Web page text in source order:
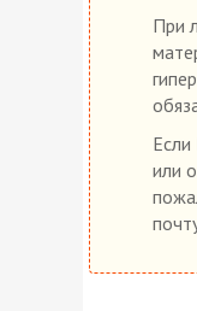
При
или